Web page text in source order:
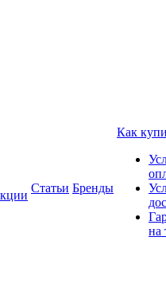
Статьи Бренды
Как
на